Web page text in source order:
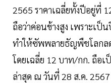
2565 ราคาเฉลี่ยทั้งปีอยู่ที่
ถือว่าค่อนข้างสูง เพราะเป็
ทำให้ซัพพลายธัญพืชโลกลด
โดยเฉลี่ย 12 บาท/กก. ถือเ
ล่าสุด ณ วันที่ 28 ส.ค. 2567